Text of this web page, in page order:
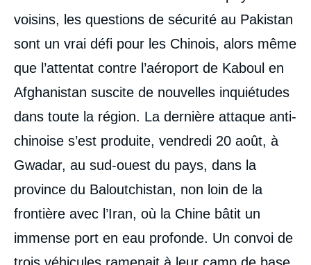
voisins, les questions de sécurité au Pakistan
sont un vrai défi pour les Chinois, alors même
que l’attentat contre l’aéroport de Kaboul en
Afghanistan suscite de nouvelles inquiétudes
dans toute la région. La dernière attaque anti-
chinoise s’est produite, vendredi 20 août, à
Gwadar, au sud-ouest du pays, dans la
province du Baloutchistan, non loin de la
frontière avec l’Iran, où la Chine bâtit un
immense port en eau profonde. Un convoi de